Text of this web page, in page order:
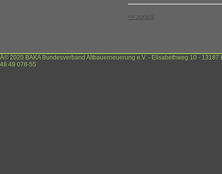
<< zurück
Â© 2020 BAKA Bundesverband Altbauerneuerung e.V. - Elisabethweg 10 - 13187
48 49 078-55